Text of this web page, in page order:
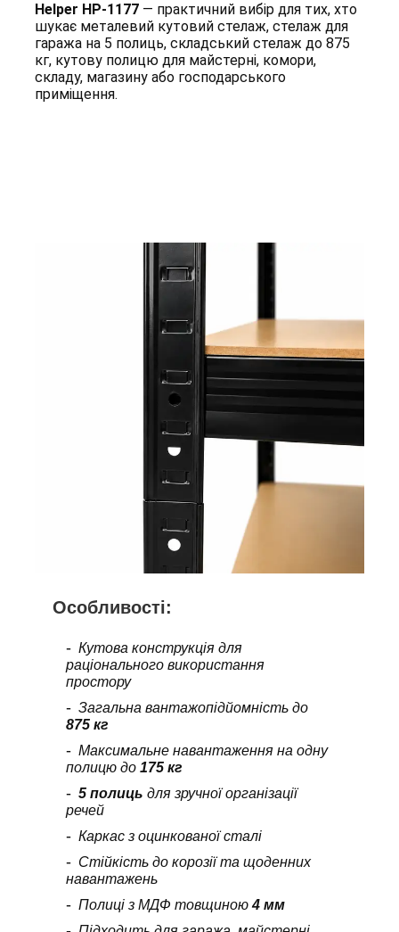
Helper HP-1177— практичний вибір для тих, хто
шукає металевий кутовий стелаж, стелаж для
гаража на 5 полиць, складський стелаж до 875
кг, кутову полицю для майстерні, комори,
складу, магазину або господарського
приміщення.
Особливості:
Кутова конструкція для
раціонального використання
простору
Загальна вантажопідйомність до
875 кг
Максимальне навантаження на одну
полицю до 175 кг
5 полиць для зручної організації
речей
Каркас з оцинкованої сталі
Стійкість до корозії та щоденних
навантажень
Полиці з МДФ товщиною4 мм